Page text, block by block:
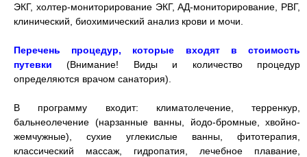
ЭКГ, холтер-мониторирование ЭКГ, АД-мониторирование, РВГ,
клинический, биохимический анализ крови и мочи.
Перечень процедур, которые входят в стоимость
путевки
(Внимание! Виды и количество процедур
определяются врачом санатория).
В программу входит: климатолечение, терренкур,
бальнеолечение (нарзанные ванны, йодо-бромные, хвойно-
жемчужные), сухие углекислые ванны, фитотерапия,
классический массаж, гидропатия, лечебное плавание,